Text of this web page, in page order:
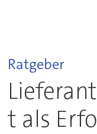
Ratgeber
t als